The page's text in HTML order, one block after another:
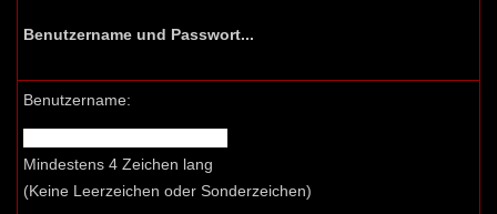
Benutzername und Passwort...
Benutzername:
Mindestens 4 Zeichen lang
(Keine Leerzeichen oder Sonderzeichen)